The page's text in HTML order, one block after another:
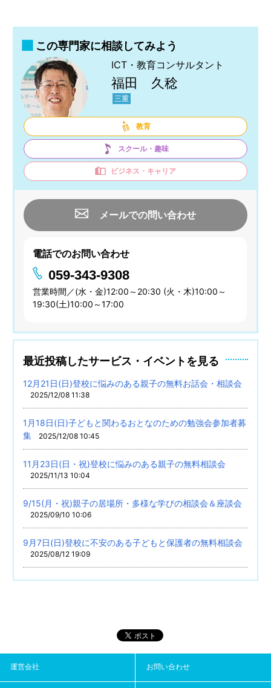
この専門家に相談してみよう
ICT・教育コンサルタント
福田 久稔
三重
教育
スクール・趣味
ビジネス・キャリア
メールでの問い合わせ
電話でのお問い合わせ
059-343-9308
営業時間／(水・金)12:00～20:30 (火・木)10:00～
19:30(土)10:00～17:00
最近投稿したサービス・イベントを見る
12月21日(日)登校に悩みのある親子の無料お話会・相談会
2025/12/08 11:38
1月18日(日)子どもと関わるおとなのための勉強会参加者募
集
2025/12/08 10:45
11月23日(日・祝)登校に悩みのある親子の無料相談会
2025/11/13 10:04
9/15(月・祝)親子の居場所・多様な学びの相談会＆座談会
2025/09/10 10:06
9月7日(日)登校に不安のある子どもと保護者の無料相談会
2025/08/12 19:09
運営会社 お問い合わせ